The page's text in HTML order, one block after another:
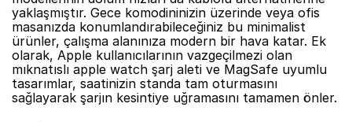
yaklaşmıştır. Gece komodininizin üzerinde veya ofis
masanızda konumlandırabileceğiniz bu minimalist
ürünler, çalışma alanınıza modern bir hava katar. Ek
olarak, Apple kullanıcılarının vazgeçilmezi olan
mıknatıslı apple watch şarj aleti ve MagSafe uyumlu
tasarımlar, saatinizin standa tam oturmasını
sağlayarak şarjın kesintiye uğramasını tamamen önler.